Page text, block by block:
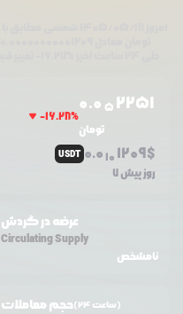
-16.28%
0.0 5 2251
تومان
USDT 0.0 10 1209$
7 روز پیش
عرضه در گردش
Circulating Supply
نامشخص
حجم معاملات (24 ساعت)